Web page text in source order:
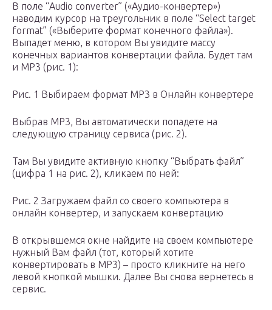
В поле “Audio converter” («Аудио-конвертер»)
наводим курсор на треугольник в поле “Select target
format” («Выберите формат конечного файла»).
Выпадет меню, в котором Вы увидите массу
конечных вариантов конвертации файла. Будет там
и MP3 (рис. 1):
Рис. 1 Выбираем формат MP3 в Онлайн конвертере
Выбрав MP3, Вы автоматически попадете на
следующую страницу сервиса (рис. 2).
Там Вы увидите активную кнопку “Выбрать файл”
(цифра 1 на рис. 2), кликаем по ней:
Рис. 2 Загружаем файл со своего компьютера в
онлайн конвертер, и запускаем конвертацию
В открывшемся окне найдите на своем компьютере
нужный Вам файл (тот, который хотите
конвертировать в MP3) – просто кликните на него
левой кнопкой мышки. Далее Вы снова вернетесь в
сервис.